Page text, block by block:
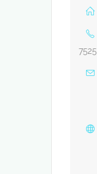
7525